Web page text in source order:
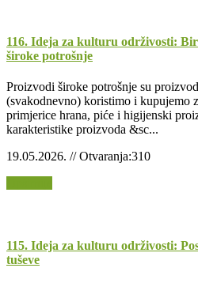
116. Ideja za kulturu održivosti:
široke potrošnje
Proizvodi široke potrošnje su
(svakodnevno) koristimo i kupujemo
primjerice hrana, piće i higijenski
karakteristike proizvoda &sc...
19.05.2026. // Otvaranja:310
115. Ideja za kulturu održivosti:
tuševe